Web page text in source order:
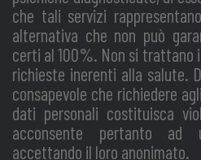
che tali servizi
alternativa che non può
certi al 100%. Non si trattano
richieste inerenti alla salute.
consapevole che richiedere
dati personali costituisca
acconsente pertanto ad
accettando il loro anonimato.